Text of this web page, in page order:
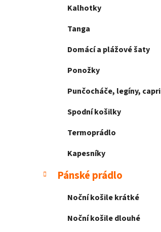
Kalhotky
Tanga
Domácí a plážové šaty
Ponožky
Punčocháče, legíny, capri
Spodní košilky
Termoprádlo
Kapesníky
Pánské prádlo
Noční košile krátké
Noční košile dlouhé